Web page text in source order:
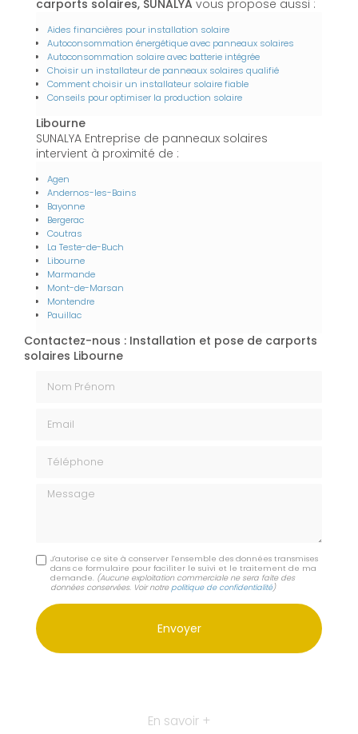
carports solaires, SUNALYA vous propose aussi :
Aides financières pour installation solaire
Autoconsommation énergétique avec panneaux solaires
Autoconsommation solaire avec batterie intégrée
Choisir un installateur de panneaux solaires qualifié
Comment choisir un installateur solaire fiable
Conseils pour optimiser la production solaire
Libourne
SUNALYA Entreprise de panneaux solaires
intervient à proximité de :
Agen
Andernos-les-Bains
Bayonne
Bergerac
Coutras
La Teste-de-Buch
Libourne
Marmande
Mont-de-Marsan
Montendre
Pauillac
Contactez-nous : Installation et pose de carports
solaires Libourne
Message
J'autorise ce site à conserver l'ensemble des données transmises
dans ce formulaire pour faciliter le suivi et le traitement de ma
demande. (Aucune exploitation commerciale ne sera faite des
données conservées. Voir notre politique de confidentialité)
En savoir +